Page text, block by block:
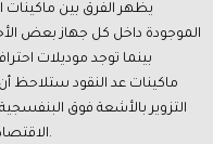
يظهر الفرق بين ماكينات
الموجودة داخل كل جهاز بعض
بينما توجد موديلات
ماكينات عد النقود ستلاحظ
التزوير بالأشعة فوق
الاقتصادية على العد فقط دون مميزات إضافية كبيرة.